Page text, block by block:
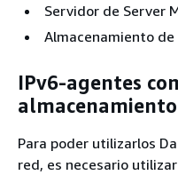
Servidor de Server
Almacenamiento
IPv6-agentes
Para poder utilizarlos
red, es necesario